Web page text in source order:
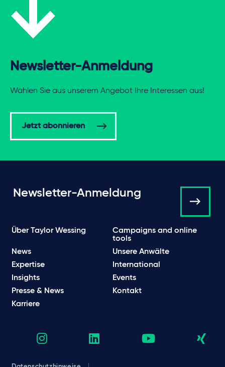
Newsletter-Anmeldung
Wählen Sie aus unserem Angebot Ihre Interessen aus!
Jetzt abonnieren
Newsletter-Anmeldung
Über Taylor Wessing
Campaigns and online
tools
News
Unsere Anwälte
Expertise
International
Insights
Events
Presse & News
Kontakt
Karriere